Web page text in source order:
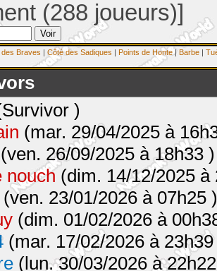
(288 joueurs)]
des Braves | Côté des Sadiques | Points de Honte| Barbe |
)
(mar. 29/04/2025 à
(ven. 26/09/2025 à 18h33 )
nouch(dim. 14/12/2025 à
(ven. 23/01/2026 à 07h25 )
(dim. 01/02/2026 à
(mar. 17/02/2026 à
(lun. 30/03/2026 à